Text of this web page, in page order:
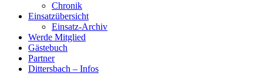
Chronik
Einsatzübersicht
Einsatz-Archiv
Werde Mitglied
Gästebuch
Partner
Dittersbach – Infos